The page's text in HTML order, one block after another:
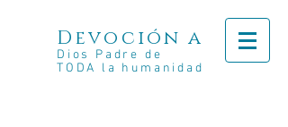
Devoción a
Dios Padre de
TODA la humanidad